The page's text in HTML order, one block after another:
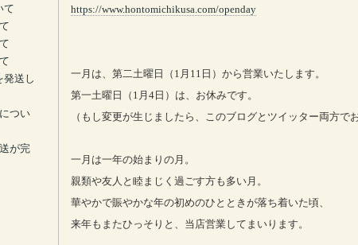
https://www.hontomichikusa.com/openday
一月は、第二土曜日（1月11日）から営業いたします。
第一土曜日（1月4日）は、お休みです。
（もし変更が生じましたら、このブログとツイッター両方で
一月は一年の始まりの月。
親類や友人と睦まじく過ごす方も多い月。
華やかで賑やかな年の初めのひとときが落ち着いた頃、
来年もまたひっそりと、当店営業してまいります。
て
送し
つい
が完